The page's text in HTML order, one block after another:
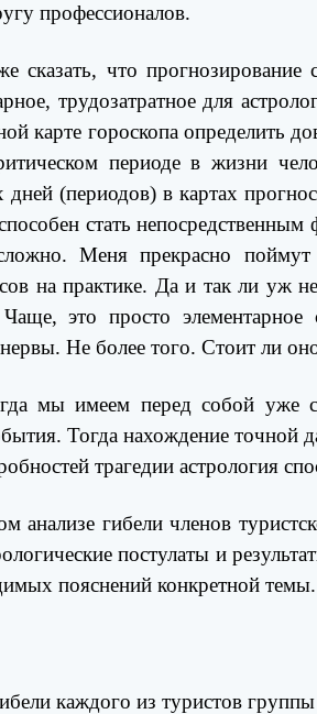
профессионалов.
сказать, что
трудозатратное для
карте гороскопа определить
периоде в жизни
дней (периодов) в картах
стать
Меня прекрасно
на практике. Да и так ли уж
это просто элементарное
Не более того. Стоит ли
мы имеем перед собой уже
Тогда нахождение точной
трагедии астрология
анализе гибели членов
постулаты и
пояснений конкретной темы.
каждого из туристов